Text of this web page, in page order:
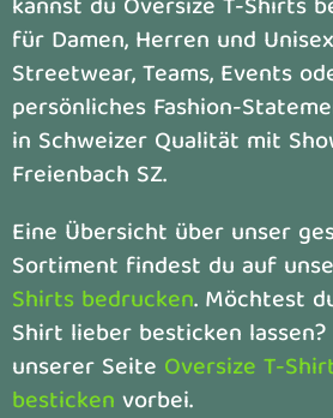
für Damen, Herren und
Streetwear, Teams, Events
persönliches Fashion-
in Schweizer Qualität mit
Freienbach SZ.
Eine Übersicht über unser
Sortiment findest du auf
Shirts bedrucken. Möchtest
Shirt lieber besticken
unserer Seite Oversize T-
besticken vorbei.